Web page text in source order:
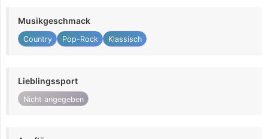
Musikgeschmack
Country Pop-Rock Klassisch
Lieblingssport
Nicht angegeben